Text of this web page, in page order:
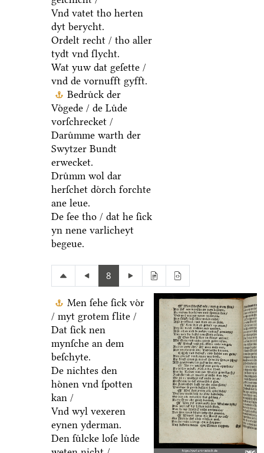
Vnd vatet tho herten
dyt berycht.
Ordelt recht / tho aller
tydt vnd ſlycht.
Wat yuw dat geſette /
vnd de vornufft gyfft.
Bedruͤck der
Voͤgede / de Luͤde
vorſchrecket /
Daruͤmme warth der
Swytzer Bundt
erwecket.
Druͤmm wol dar
herſchet doͤrch forchte
ane leue.
De ſee tho / dat he ſick
yn nene varlicheyt
begeue.
8
Men ſehe ſick voͤr
/ myt grotem flite /
Dat ſick nen
mynſche an dem
beſchyte.
De nichtes den
hoͤnen vnd ſpotten
kan /
Vnd wyl vexeren
eynen yderman.
Den ſuͤlcke loſe luͤde